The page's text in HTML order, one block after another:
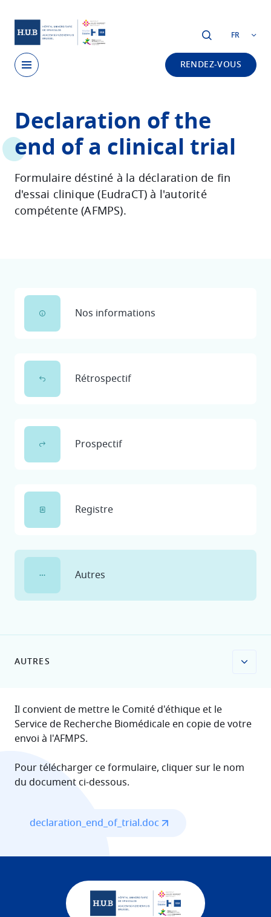
FR
RENDEZ-VOUS
main
content
Declaration of the
end of a clinical trial
Formulaire déstiné à la déclaration de fin
d'essai clinique (EudraCT) à l'autorité
compétente (AFMPS).
Nos informations
Rétrospectif
Prospectif
Registre
Autres
AUTRES
Il convient de mettre le Comité d'éthique et le
Service de Recherche Biomédicale en copie de votre
envoi à l'AFMPS.
Pour télécharger ce formulaire, cliquer sur le nom
du document ci-dessous.
declaration_end_of_trial.doc